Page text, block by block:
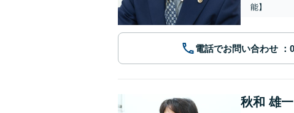
能】
電話でお問い合わせ
秋和 雄一